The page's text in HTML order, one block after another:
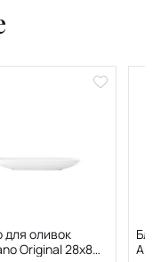
для оливок
Original 28x8